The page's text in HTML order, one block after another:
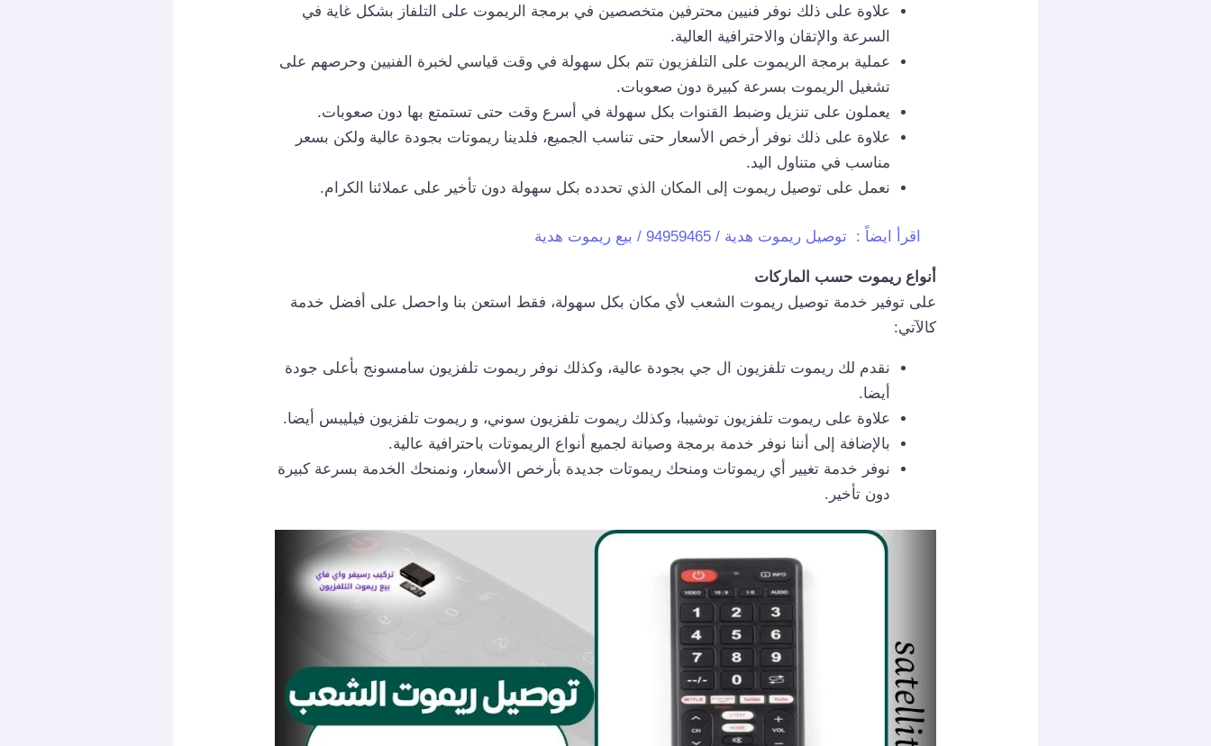
علاوة على ذلك نوفر فنيين محترفين متخصصين في برمجة الريموت على التلفاز بشكل غاية في
السرعة والإتقان والاحترافية العالية.
عملية برمجة الريموت على التلفزيون تتم بكل سهولة في وقت قياسي لخبرة الفنيين وحرصهم على
تشغيل الريموت بسرعة كبيرة دون صعوبات.
يعملون على تنزيل وضبط القنوات بكل سهولة في أسرع وقت حتى تستمتع بها دون صعوبات.
علاوة على ذلك نوفر أرخص الأسعار حتى تناسب الجميع، فلدينا ريموتات بجودة عالية ولكن بسعر
مناسب في متناول اليد.
نعمل على توصيل ريموت إلى المكان الذي تحدده بكل سهولة دون تأخير على عملائنا الكرام.
اقرأ ايضاً : توصيل ريموت هدية / 94959465 / بيع ريموت هدية
أنواع ريموت حسب الماركات
على توفير خدمة توصيل ريموت الشعب لأي مكان بكل سهولة، فقط استعن بنا واحصل على أفضل خدمة
كالآتي:
نقدم لك ريموت تلفزيون ال جي بجودة عالية، وكذلك نوفر ريموت تلفزيون سامسونج بأعلى جودة
أيضا.
علاوة على ريموت تلفزيون توشيبا، وكذلك ريموت تلفزيون سوني، و ريموت تلفزيون فيليبس أيضا.
بالإضافة إلى أننا نوفر خدمة برمجة وصيانة لجميع أنواع الريموتات باحترافية عالية.
نوفر خدمة تغيير أي ريموتات ومنحك ريموتات جديدة بأرخص الأسعار، ونمنحك الخدمة بسرعة كبيرة
دون تأخير.